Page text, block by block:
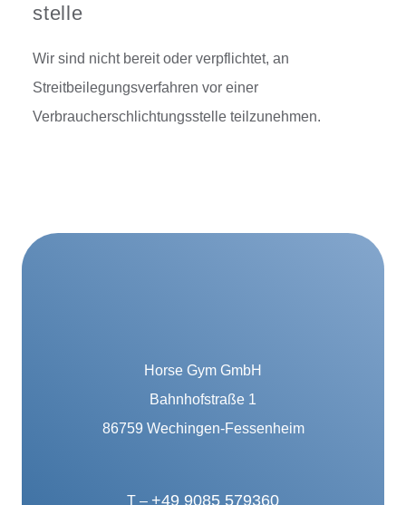
stelle
Wir sind nicht bereit oder verpflichtet, an
Streitbeilegungsverfahren vor einer
Verbraucherschlichtungsstelle teilzunehmen.
Horse Gym GmbH
Bahnhofstraße 1
86759 Wechingen-Fessenheim
T – +49 9085 579360